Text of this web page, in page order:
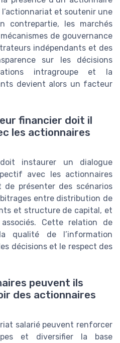
et soutenir une
contrepartie, les marchés
de gouvernance
indépendants et des
sur les décisions
intragroupe et la
devient alors un facteur
financier doit il
les actionnaires
instaurer un dialogue
avec les actionnaires
présenter des scénarios
entre distribution de
et structure de capital, et
Cette relation de
qualité de l’information
décisions et le respect des
peuvent ils
des actionnaires
salarié peuvent renforcer
et diversifier la base